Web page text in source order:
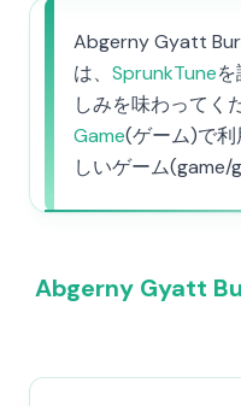
Abgerny Gyatt
は、 SprunkTune
しみを味わってく
Game(ゲーム)で利
しいゲーム(game/
Abgerny Gyatt